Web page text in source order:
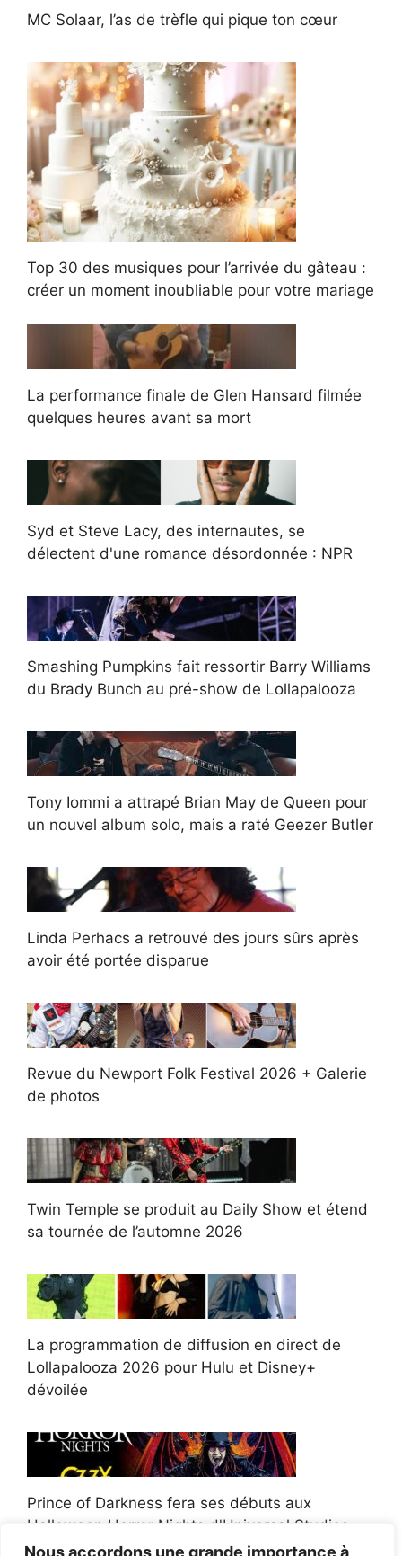
Nous accordons une grande importance à
MC Solaar, l’as de trèfle qui pique ton cœur
Top 30 des musiques pour l’arrivée du gâteau :
créer un moment inoubliable pour votre mariage
La performance finale de Glen Hansard filmée
quelques heures avant sa mort
Syd et Steve Lacy, des internautes, se
délectent d'une romance désordonnée : NPR
Smashing Pumpkins fait ressortir Barry Williams
du Brady Bunch au pré-show de Lollapalooza
Tony Iommi a attrapé Brian May de Queen pour
un nouvel album solo, mais a raté Geezer Butler
Linda Perhacs a retrouvé des jours sûrs après
avoir été portée disparue
Revue du Newport Folk Festival 2026 + Galerie
de photos
Twin Temple se produit au Daily Show et étend
sa tournée de l’automne 2026
La programmation de diffusion en direct de
Lollapalooza 2026 pour Hulu et Disney+
dévoilée
Prince of Darkness fera ses débuts aux
Halloween Horror Nights d'Universal Studios